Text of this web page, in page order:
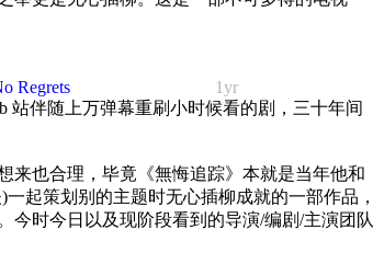
1yr
Regrets
站伴随上万弹幕重刷小时候看的剧，三十年间
来也合理，毕竟《無悔追踪》本就是当年他和
起策划别的主题时无心插柳成就的一部作品，
今时今日以及现阶段看到的导演/编剧/主演团队